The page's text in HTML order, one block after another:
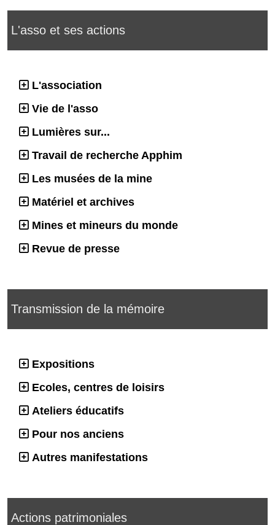
L'asso et ses actions
L'association
Vie de l'asso
Lumières sur...
Travail de recherche Apphim
Les musées de la mine
Matériel et archives
Mines et mineurs du monde
Revue de presse
Transmission de la mémoire
Expositions
Ecoles, centres de loisirs
Ateliers éducatifs
Pour nos anciens
Autres manifestations
Actions patrimoniales